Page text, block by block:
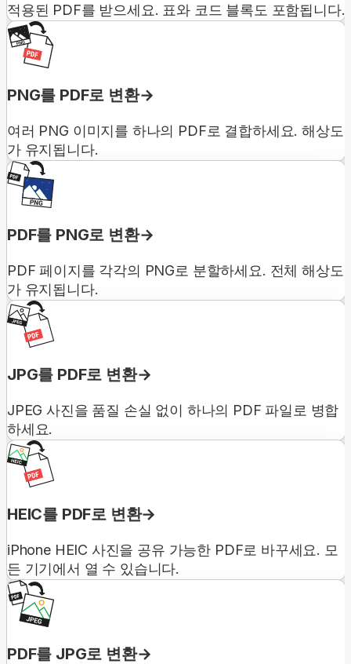
적용된 PDF를 받으세요. 표와 코드 블록도 포함됩니다.
PNG를 PDF로 변환
여러 PNG 이미지를 하나의 PDF로 결합하세요. 해상도
가 유지됩니다.
PDF를 PNG로 변환
PDF 페이지를 각각의 PNG로 분할하세요. 전체 해상도
가 유지됩니다.
JPG를 PDF로 변환
JPEG 사진을 품질 손실 없이 하나의 PDF 파일로 병합
하세요.
HEIC를 PDF로 변환
iPhone HEIC 사진을 공유 가능한 PDF로 바꾸세요. 모
든 기기에서 열 수 있습니다.
PDF를 JPG로 변환